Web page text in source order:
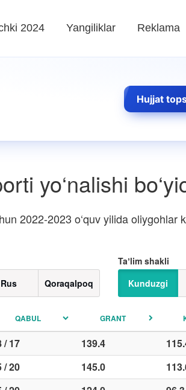
2024 Yangiliklar Reklama
Hujjat
yo‘nalishi
2022-2023 o‘quv yilida oliygohlar
Taʼlim shakli
Kunduzgi
Rus Qoraqalpoq
QABUL GRANT
/ 17 139.4
/ 20 145.0